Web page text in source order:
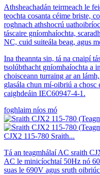
Athsheachadán teirmeach le
teochta cosanta céime briste,
roghnach athshocrú
táscaire gníomhaíochta,
NC, cuid suiteála beag, agus
Ina theannta sin, tá na cnaipí
tsolúbthacht gníomhaíochta a
choisceann turraing ar an
glasála chun mí-oibriú a chosc
caighdeáin IEC60947-4-1.
foghlaim níos mó
CJX2 115-780 Sraith...
Tá an teagmhálaí AC sraith
AC le minicíochtaí 50Hz nó
suas le 690V agus sruth